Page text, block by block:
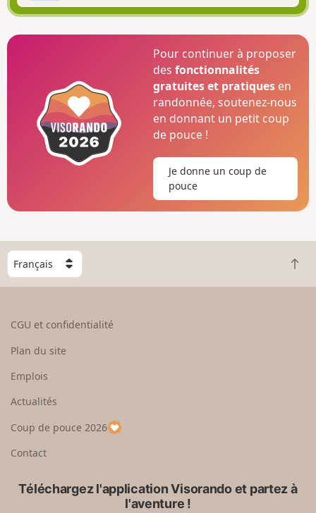
Pour continuer à proposer
desfonctionnalités
gratuites et pratiques en
randonnée, soutenez-nous
en donnant un petit coup
de pouce !
Je donne un coup de
pouce
C
h
o
e
u
p
a
R
e
CGU et confidentialité
Plan du site
Emplois
Actualités
Coup de pouce 2026
Contact
Téléchargez l'application Visorando et partez à
l'aventure !